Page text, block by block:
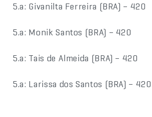
5.a: Givanilta Ferreira (BRA) – 420
5.a: Monik Santos (BRA) – 420
5.a: Tais de Almeida (BRA) – 420
5.a: Larissa dos Santos (BRA) – 420